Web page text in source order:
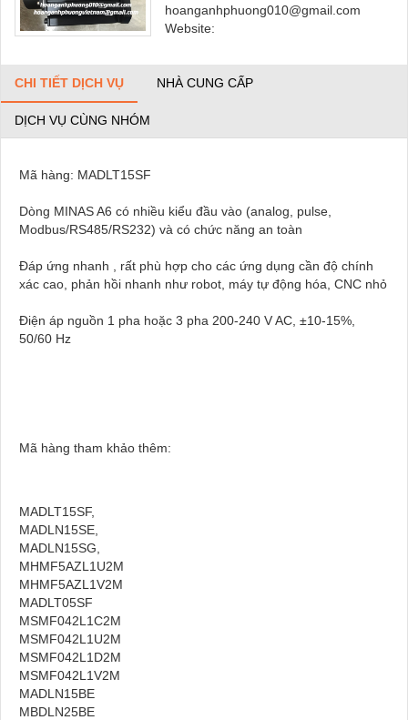
hoanganhphuong010@gmail.com
Website:
CHI TIẾT DỊCH VỤ NHÀ CUNG CẤP
DỊCH VỤ CÙNG NHÓM
Mã hàng: MADLT15SF
Dòng MINAS A6 có nhiều kiểu đầu vào (analog, pulse,
Modbus/RS485/RS232) và có chức năng an toàn
Đáp ứng nhanh , rất phù hợp cho các ứng dụng cần độ chính
xác cao, phản hồi nhanh như robot, máy tự động hóa, CNC nhỏ
Điện áp nguồn 1 pha hoặc 3 pha 200‑240 V AC, ±10‑15%,
50/60 Hz
Mã hàng tham khảo thêm:
MADLT15SF,
MADLN15SE,
MADLN15SG,
MHMF5AZL1U2M
MHMF5AZL1V2M
MADLT05SF
MSMF042L1C2M
MSMF042L1U2M
MSMF042L1D2M
MSMF042L1V2M
MADLN15BE
MBDLN25BE